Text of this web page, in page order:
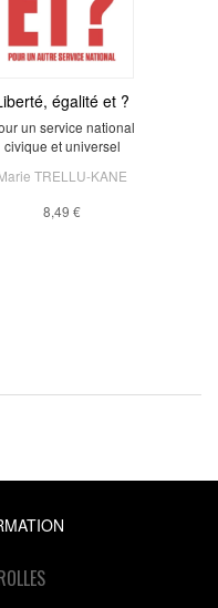
égalité et ?
un service national
civique et universel
TRELLU-KANE
8,49 €